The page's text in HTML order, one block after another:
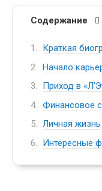
Содержание
Краткая
Начало
Приход в
Финансовое
Личная жизнь
Интересные